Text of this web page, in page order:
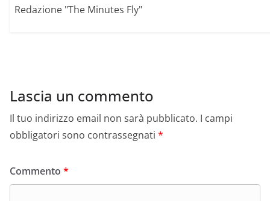
Redazione "The Minutes Fly"
Lascia un commento
Il tuo indirizzo email non sarà pubblicato. I campi
obbligatori sono contrassegnati *
Commento *